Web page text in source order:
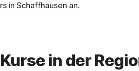
in Schaffhausen an.
Kurse in der